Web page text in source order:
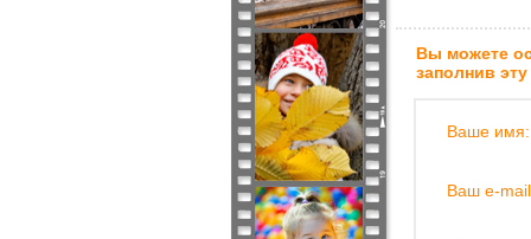
Вы можете
заполнив
Ваше имя:
Ваш e-